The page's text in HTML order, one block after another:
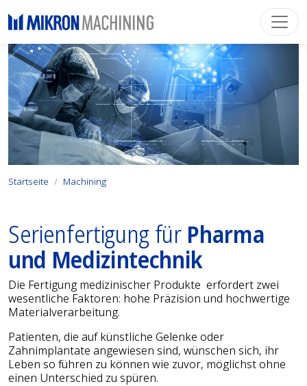
Startseite Machining
Serienfertigung für Pharma
und Medizin­technik
Die Fertigung medizinischer Produkte erfordert zwei
wesentliche Faktoren: hohe Präzision und hochwertige
Materialverarbeitung.
Patienten, die auf künstliche Gelenke oder
Zahnimplantate angewiesen sind, wünschen sich, ihr
Leben so führen zu können wie zuvor, möglichst ohne
einen Unterschied zu spüren.